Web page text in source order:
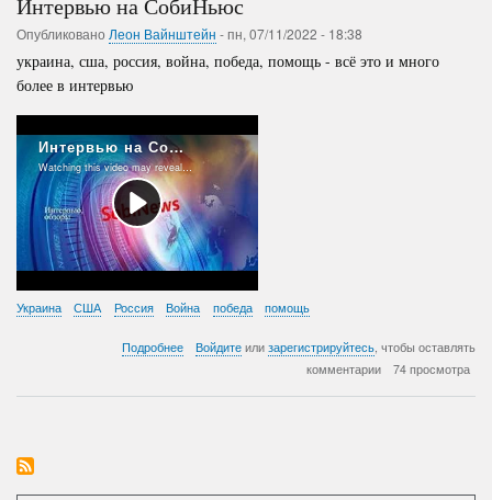
Опубликовано Леон Вайнштейн -пн, 07/11/2022 - 18:38
украина, сша, россия, война, победа, помощь - всё это и много
более в интервью
Украина США Россия Война победа помощь
Подробнее
СобиНьюс
Войдите или зарегистрируйтесь, чтобы оставлять
комментарии
74 просмотра